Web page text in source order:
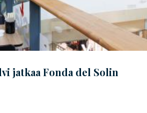
jatkaa Fonda del Solin